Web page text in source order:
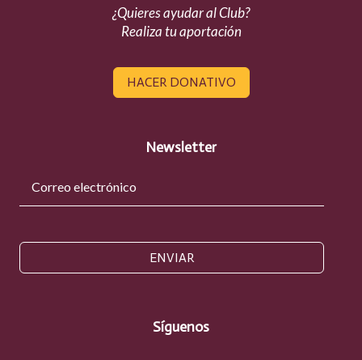
¿Quieres ayudar al Club?
Realiza tu aportación
HACER DONATIVO
Newsletter
ENVIAR
Síguenos